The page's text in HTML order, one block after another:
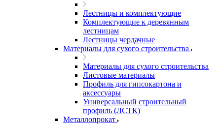
Лестницы и комплектующие
Комплектующие к деревянным
лестницам
Лестницы чердачные
Материалы для сухого строительства
Материалы для сухого строительства
Листовые материалы
Профиль для гипсокартона и
аксессуары
Универсальный строительный
профиль (ЛСТК)
Металлопрокат